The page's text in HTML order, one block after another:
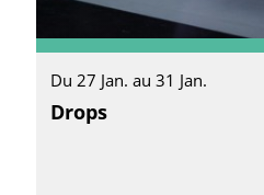
Du 27 Jan. au 31 Jan.
Drops